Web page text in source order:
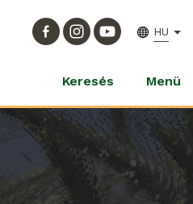
HU
Keresés Menü